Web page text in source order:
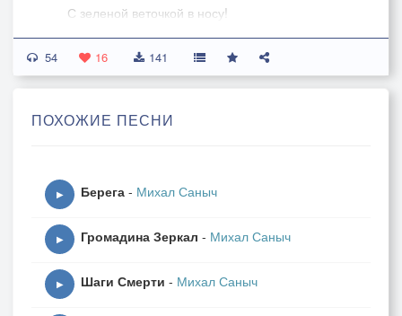
С зеленой веточкой в носу!
Вдвоем, от ужаса прижавшись,
Сидели мы на ветке клена.
Шизел от веточки зеленой.
В улыбке зубы открывая,
Зеленой веточкой играя.
Все понимала ты, как водится,
54 16 141
ПОХОЖИЕ ПЕСНИ
▶ Берега - Михал Саныч
▶ Громадина Зеркал - Михал Саныч
▶ Шаги Смерти - Михал Саныч